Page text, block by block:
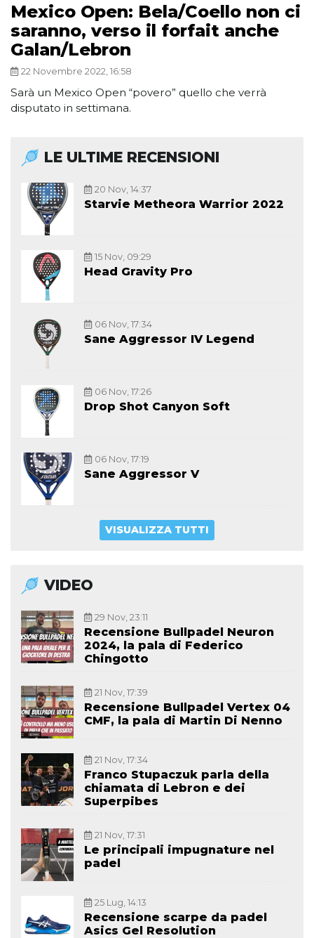
Mexico Open: Bela/Coello non ci
saranno, verso il forfait anche
Galan/Lebron
22 Novembre 2022, 16:58
Sarà un Mexico Open “povero” quello che verrà
disputato in settimana.
LE ULTIME RECENSIONI
20 Nov, 14:37
Starvie Metheora Warrior 2022
15 Nov, 09:29
Head Gravity Pro
06 Nov, 17:34
Sane Aggressor IV Legend
06 Nov, 17:26
Drop Shot Canyon Soft
06 Nov, 17:19
Sane Aggressor V
VISUALIZZA TUTTI
VIDEO
29 Nov, 23:11
Recensione Bullpadel Neuron
2024, la pala di Federico
Chingotto
21 Nov, 17:39
Recensione Bullpadel Vertex 04
CMF, la pala di Martin Di Nenno
21 Nov, 17:34
Franco Stupaczuk parla della
chiamata di Lebron e dei
Superpibes
21 Nov, 17:31
Le principali impugnature nel
padel
25 Lug, 14:13
Recensione scarpe da padel
Asics Gel Resolution